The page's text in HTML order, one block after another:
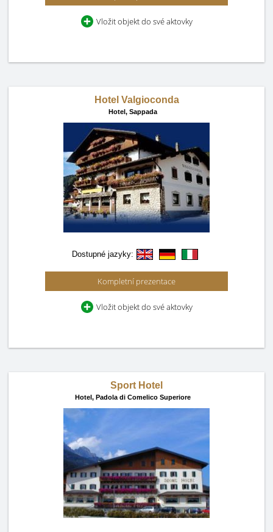
Vložit objekt do své aktovky
Hotel Valgioconda
Hotel, Sappada
Dostupné jazyky:
Kompletní prezentace
Vložit objekt do své aktovky
Sport Hotel
Hotel, Padola di Comelico Superiore